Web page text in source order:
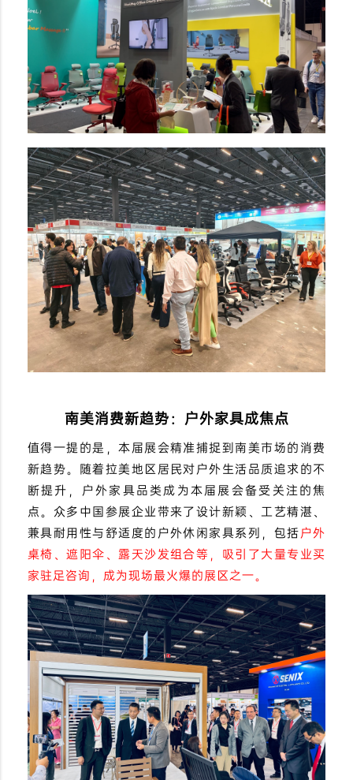
南美消费新趋势：户外家具成焦点
值得一提的是，本届展会精准捕捉到南美市场的消费
新趋势。随着拉美地区居民对户外生活品质追求的不
断提升，户外家具品类成为本届展会备受关注的焦
点。众多中国参展企业带来了设计新颖、工艺精湛、
兼具耐用性与舒适度的户外休闲家具系列，包括户外
桌椅、遮阳伞、露天沙发组合等，吸引了大量专业买
家驻足咨询，成为现场最火爆的展区之一。